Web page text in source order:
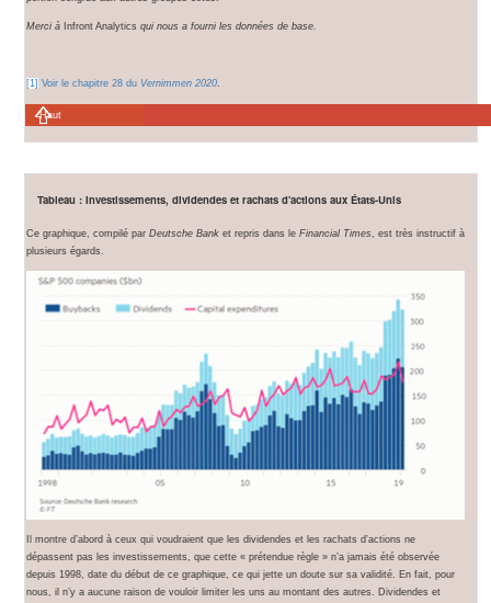
Merci à Infront Analytics qui nous a fourni les données de base.
[1] Voir le chapitre 28 du Vernimmen 2020.
Haut
Tableau : Investissements, dividendes et rachats d'actions aux États-Unis
Ce graphique, compilé par Deutsche Bank et repris dans le Financial Times, est très instructif à
plusieurs égards.
Il montre d’abord à ceux qui voudraient que les dividendes et les rachats d’actions ne
dépassent pas les investissements, que cette « prétendue règle » n’a jamais été observée
depuis 1998, date du début de ce graphique, ce qui jette un doute sur sa validité. En fait, pour
nous, il n’y a aucune raison de vouloir limiter les uns au montant des autres. Dividendes et